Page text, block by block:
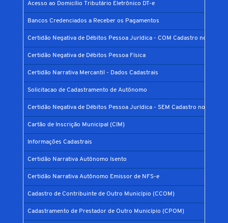
Acesso ao Domicílio Tributário Eletrônico DT-e
Bancos Credenciados a Receber os Pagamentos
Certidão Negativa de Débitos Pessoa Jurídica - COM Cadastro no
Certidão Negativa de Débitos Pessoa Física
Certidão Narrativa Mercantil - Dados Cadastrais
Solicitacao de Cadastramento de Autônomo
Certidão Negativa de Débitos Pessoa Jurídica - SEM Cadastro no
Cartão de Inscrição Municipal (CIM)
Informações Cadastrais
Certidão Narrativa Autônomo Isento
Certidão Narrativa Autônomo Emissor de NFS-e
Cadastro de Contribuinte de Outro Município (CCOM)
Cadastramento de Prestador de Outro Município (CPOM)